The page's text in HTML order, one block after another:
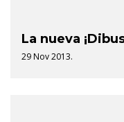
La nueva
29 Nov 2013.